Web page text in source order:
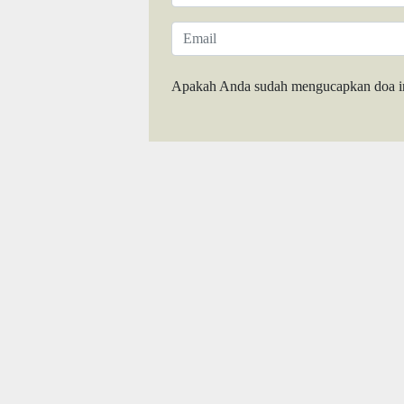
Apakah Anda sudah mengucapkan doa